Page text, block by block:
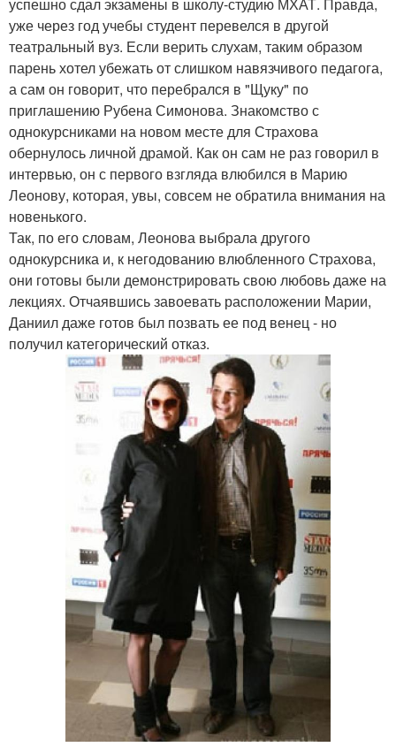
успешно сдал экзамены в школу-студию МХАТ. Правда,
уже через год учебы студент перевелся в другой
театральный вуз. Если верить слухам, таким образом
парень хотел убежать от слишком навязчивого педагога,
а сам он говорит, что перебрался в "Щуку" по
приглашению Рубена Симонова. Знакомство с
однокурсниками на новом месте для Страхова
обернулось личной драмой. Как он сам не раз говорил в
интервью, он с первого взгляда влюбился в Марию
Леонову, которая, увы, совсем не обратила внимания на
новенького.
Так, по его словам, Леонова выбрала другого
однокурсника и, к негодованию влюбленного Страхова,
они готовы были демонстрировать свою любовь даже на
лекциях. Отчаявшись завоевать расположении Марии,
Даниил даже готов был позвать ее под венец - но
получил категорический отказ.